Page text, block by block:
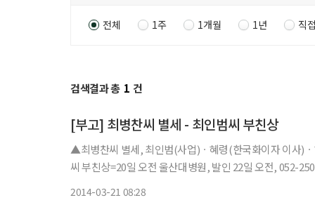
전체 1주 1개월 1년 직
검색결과 총 1 건
[부고] 최병찬씨 별세 - 최인범씨 부친상
▲최병찬씨 별세, 최인범(사업)ㆍ혜령(한국화이자 이사)
씨 부친상=20일 오전 울산대병원, 발인 22일 오전, 052-
2014-03-21 08:28